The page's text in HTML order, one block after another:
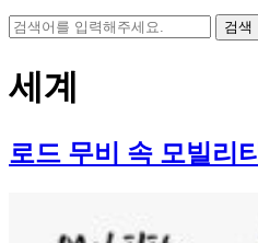
검
세계
로드 무비 속 모빌리티